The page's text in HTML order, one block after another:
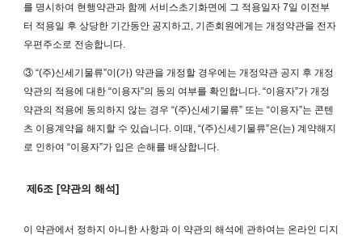
를 명시하여 현행약관과 함께 서비스초기화면에 그 적용일자 7일 이전부
터 적용일 후 상당한 기간동안 공지하고, 기존회원에게는 개정약관을 전자
우편주소로 전송합니다.
③ “(주)신세기물류”이(가) 약관을 개정할 경우에는 개정약관 공지 후 개정
약관의 적용에 대한 “이용자”의 동의 여부를 확인합니다. “이용자”가 개정
약관의 적용에 동의하지 않는 경우 “(주)신세기물류” 또는 “이용자”는 콘텐
츠 이용계약을 해지할 수 있습니다. 이때, “(주)신세기물류”은(는) 계약해지
로 인하여 “이용자”가 입은 손해를 배상합니다.
제6조 [약관의 해석]
이 약관에서 정하지 아니한 사항과 이 약관의 해석에 관하여는 온라인 디지